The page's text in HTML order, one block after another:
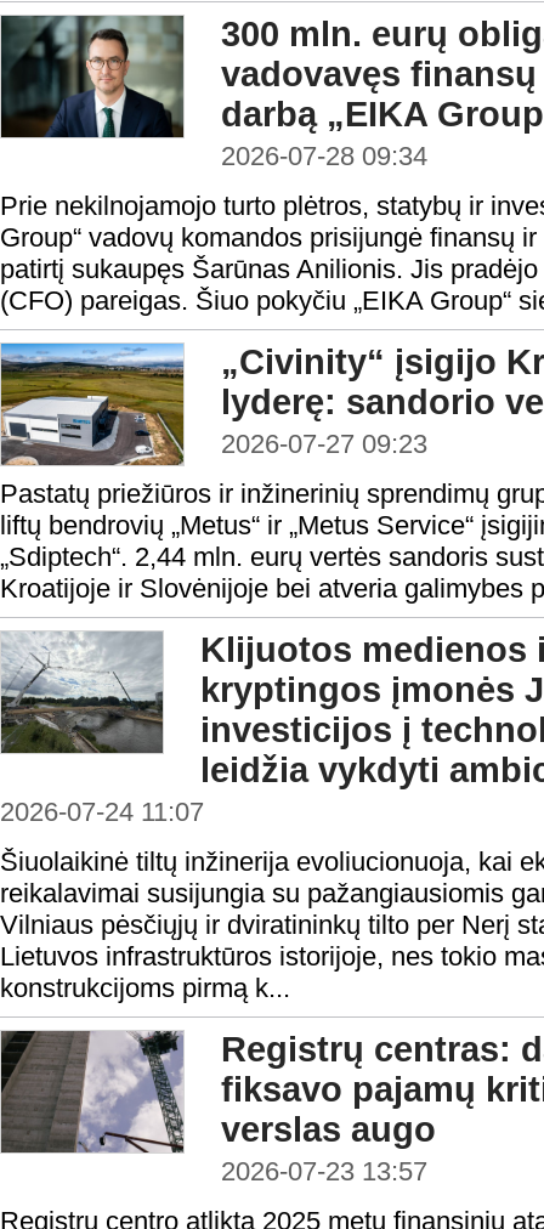
300 mln. eurų
vadovavęs
darbą „EIKA
2026-07-28 09:34
Prie nekilnojamojo turto plėtros, statybų ir
Group“ vadovų komandos prisijungė finansų
patirtį sukaupęs Šarūnas Anilionis. Jis
(CFO) pareigas. Šiuo pokyčiu „EIKA Group“
„Civinity“ įsigijo
lyderę: sandorio
2026-07-27 09:23
Pastatų priežiūros ir inžinerinių sprendimų
liftų bendrovių „Metus“ ir „Metus Service“
„Sdiptech“. 2,44 mln. eurų vertės sandoris
Kroatijoje ir Slovėnijoje bei atveria galimybes
Klijuotos medienos
kryptingos įmonės
investicijos į
leidžia vykdyti
2026-07-24 11:07
Šiuolaikinė tiltų inžinerija evoliucionuoja, kai
reikalavimai susijungia su pažangiausiomis
Vilniaus pėsčiųjų ir dviratininkų tilto per Nerį
Lietuvos infrastruktūros istorijoje, nes tokio
konstrukcijoms pirmą k...
Registrų centras:
fiksavo pajamų
verslas augo
2026-07-23 13:57
Registrų centro atlikta 2025 metų finansinių